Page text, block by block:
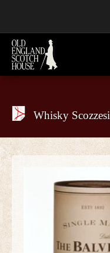
Whisky Scozzesi